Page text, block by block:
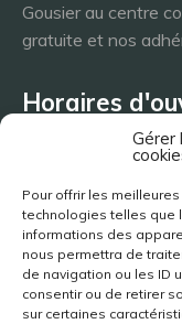
Gérer
Pour offrir les
technologies telles que
informations des
nous permettra de
de navigation ou les ID
consentir ou de retirer
sur certaines
Gousier au centre
gratuite et nos
Horaires
Mardi 8h - 23h
Mercredi - 8h - 23h
Jeudi 8h - 23h
Vendredi 8h - 23h
Samedi 8h - 23h